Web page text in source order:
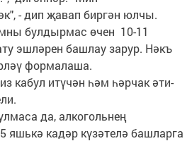
- дип җавап биргән юлчы.
булдырмас өчен 10-11
эшләрен башлау зарур. Нәкъ
формалаша.
кабул итүчән һәм һәрчак әти-
да, алкогольнең
кадәр күзәтелә башларга